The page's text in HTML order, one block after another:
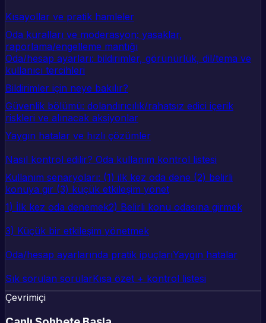
Kısayollar ve pratik hamleler
Oda kuralları ve moderasyon: yasaklar,
raporlama/engelleme mantığı
Oda/hesap ayarları: bildirimler, görünürlük, dil/tema ve
kullanıcı tercihleri
Bildirimler için neye bakılır?
Güvenlik bölümü: dolandırıcılık/rahatsız edici içerik
riskleri ve alınacak aksiyonlar
Yaygın hatalar ve hızlı çözümler
Nasıl kontrol edilir? Oda kullanım kontrol listesi
Kullanım senaryoları: (1) ilk kez oda dene (2) belirli
konuya gir (3) küçük etkileşim yönet
1) İlk kez oda denemek2) Belirli konu odasına girmek
3) Küçük bir etkileşim yönetmek
Oda/hesap ayarlarında pratik ipuçlarıYaygın hatalar
Sık sorulan sorularKısa özet + kontrol listesi
Çevrimiçi